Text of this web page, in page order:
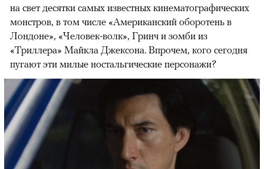
на свет десятки самых известных кинематографических
монстров, в том числе «Американский оборотень в
Лондоне», «Человек-волк», Гринч и зомби из
«Триллера» Майкла Джексона. Впрочем, кого сегодня
пугают эти милые ностальгические персонажи?